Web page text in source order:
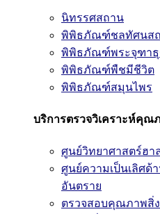
นิทรรศสถาน
พิพิธภัณฑ์ชลทัศนส
พิพิธภัณฑ์พระจุฑาธุ
พิพิธภัณฑ์พืชมีชีวิต
พิพิธภัณฑ์สมุนไพร
บริการตรวจวิเคราะห์คุณ
ศูนย์วิทยาศาสตร์ฮา
ศูนย์ความเป็นเลิศด้
อันตราย
ตรวจสอบคุณภาพสิ่